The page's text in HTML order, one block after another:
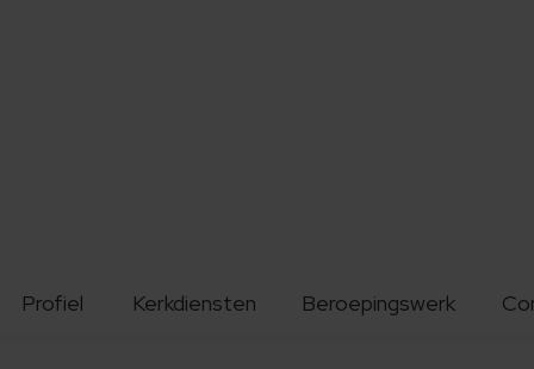
Profiel Kerkdiensten Beroepingswerk